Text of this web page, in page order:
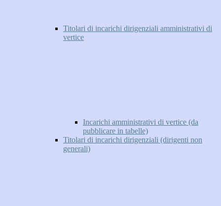
Titolari di incarichi dirigenziali amministrativi di
vertice
Incarichi amministrativi di vertice (da
pubblicare in tabelle)
Titolari di incarichi dirigenziali (dirigenti non
generali)